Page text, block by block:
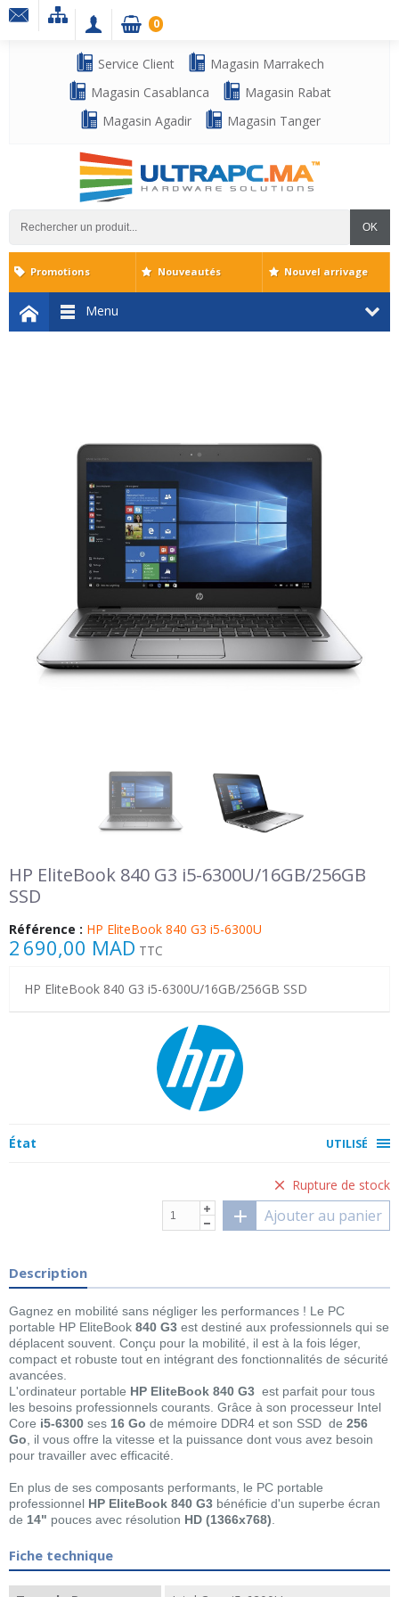
Service Client
Magasin Marrakech
Magasin Casablanca
Magasin Rabat
Magasin Agadir
Magasin Tanger
OK
0
Menu
Promotions Nouveautés Nouvel arrivage
HP EliteBook 840 G3 i5-6300U/16GB/256GB
SSD
Référence : HP EliteBook 840 G3 i5-6300U
2 690,00 MAD TTC
HP EliteBook 840 G3 i5-6300U/16GB/256GB SSD
État UTILISÉ
Rupture de stock
Ajouter au panier
Description
Gagnez en mobilité sans négliger les performances ! Le PC
portable HP EliteBook 840 G3 est destiné aux professionnels qui se
déplacent souvent. Conçu pour la mobilité, il est à la fois léger,
compact et robuste tout en intégrant des fonctionnalités de sécurité
avancées.
L'ordinateur portable HP EliteBook 840 G3 est parfait pour tous
les besoins professionnels courants. Grâce à son processeur Intel
Core i5-6300 ses 16 Go de mémoire DDR4 et son SSD de 256
Go , il vous offre la vitesse et la puissance dont vous avez besoin
pour travailler avec efficacité.
En plus de ses composants performants, le PC portable
professionnel HP EliteBook 840 G3 bénéficie d'un superbe écran
de 14" pouces avec résolution HD (1366x768)
Fiche technique